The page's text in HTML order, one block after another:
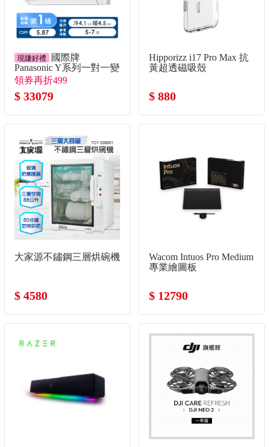
現賺好禮
國際牌
Panasonic Y系列一對一變
頻冷暖空調
領券再折499
$ 33079
Hipporizz i17 Pro Max 抗
黃超透磁吸殼
$ 880
大家源不鏽鋼三層烘碗機
$ 4580
Wacom Intuos Pro Medium
專業繪圖板
$ 12790